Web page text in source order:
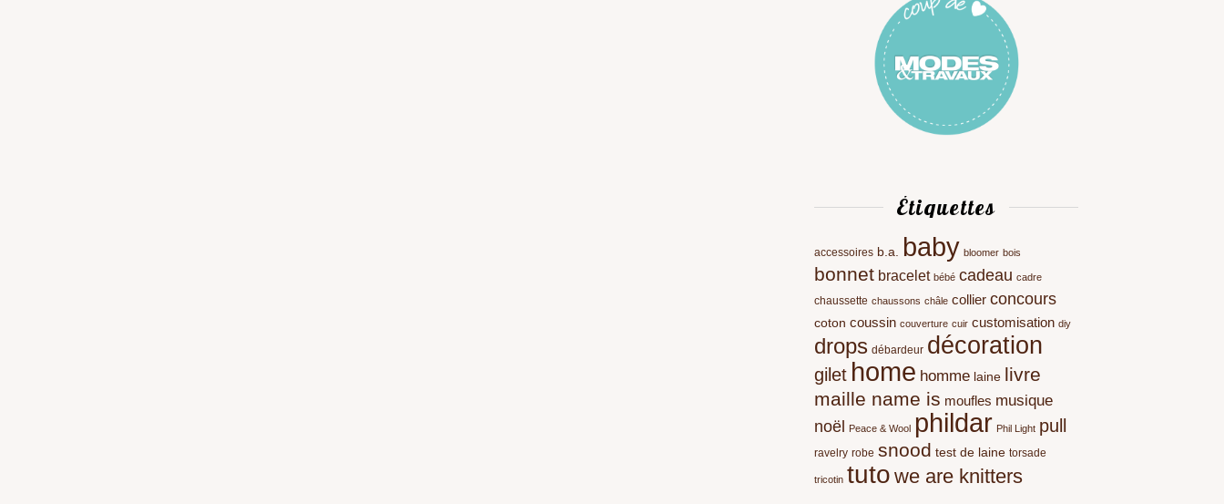
Étiquettes
accessoires b.a. baby bloomer bois
bonnet bracelet bébé cadeau cadre
chaussette chaussons châle collier concours
coton coussin couverture cuir customisation diy
drops débardeur décoration
gilet home homme laine livre
maille name is moufles musique
noël Peace & Wool phildar Phil Light pull
ravelry robe snood test de laine torsade
tricotin tuto we are knitters